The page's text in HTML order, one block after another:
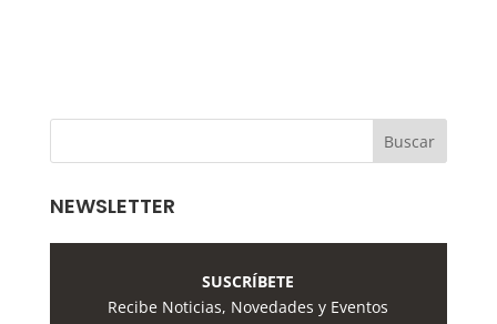
NEWSLETTER
SUSCRÍBETE
Recibe Noticias, Novedades y Eventos